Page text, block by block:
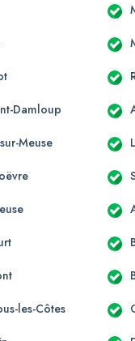
Damloup
Meuse
les-Côtes